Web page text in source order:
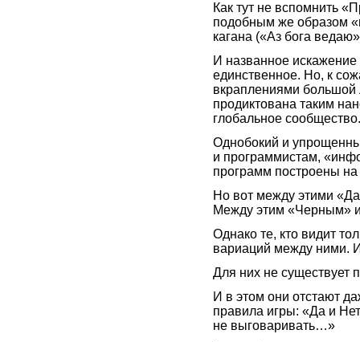
Как тут не вспомнить
подобным же образом
кагана («Аз бога
И названное
единственное. Но, к
вкраплениями большой
продиктована таким
глобальное сообщество.
Однобокий и
и программистам,
программ построены
Но вот между этими
Между этим «Черным»
Однако те, кто видит
вариаций между ними.
Для них не существует
И в этом они отстают
правила игры: «Да и
не выговаривать…»